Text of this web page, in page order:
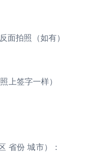
面拍照（如有）
上签字一样）
省份 城市）：